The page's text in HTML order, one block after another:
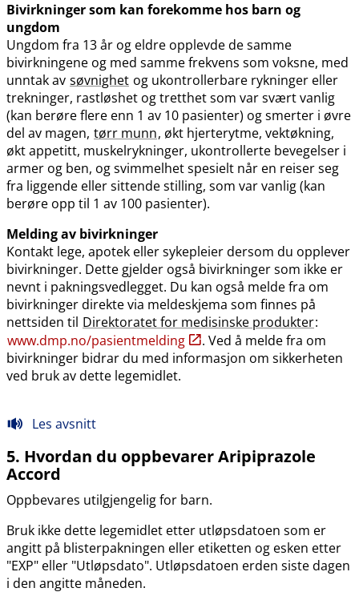
Bivirkninger som kan forekomme hos barn og
ungdom
Ungdom fra 13 år og eldre opplevde de samme
bivirkningene og med samme frekvens som voksne, med
unntak av søvnighet og ukontrollerbare rykninger eller
trekninger, rastløshet og tretthet som var svært vanlig
(kan berøre flere enn 1 av 10 pasienter) og smerter i øvre
del av magen, tørr munn, økt hjerterytme, vektøkning,
økt appetitt, muskelrykninger, ukontrollerte bevegelser i
armer og ben, og svimmelhet spesielt når en reiser seg
fra liggende eller sittende stilling, som var vanlig (kan
berøre opp til 1 av 100 pasienter).
Melding av bivirkninger
Kontakt lege, apotek eller sykepleier dersom du opplever
bivirkninger. Dette gjelder også bivirkninger som ikke er
nevnt i pakningsvedlegget. Du kan også melde fra om
bivirkninger direkte via meldeskjema som finnes på
nettsiden til Direktoratet for medisinske produkter:
www.dmp.no​/​pasientmelding
. Ved å melde fra om
bivirkninger bidrar du med informasjon om sikkerheten
ved bruk av dette legemidlet.
Les avsnitt
5. Hvordan du oppbevarer Aripiprazole
Accord
Oppbevares utilgjengelig for barn.
Bruk ikke dette legemidlet etter utløpsdatoen som er
angitt på blisterpakningen eller etiketten og esken etter
"EXP" eller "Utløpsdato". Utløpsdatoen erden siste dagen
i den angitte måneden.